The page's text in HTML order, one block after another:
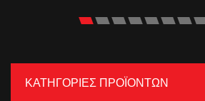
ΚΑΤΗΓΟΡΙΕΣ ΠΡΟΪΟΝΤΩΝ